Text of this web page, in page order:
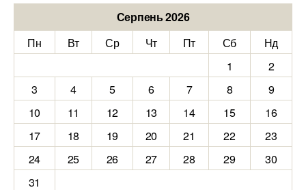
Серпень 2026
Пн
Вт Ср Чт Пт Сб
Нд
1
2
3
4 5 6 7 8
9
10
11 12 13 14 15
16
17
18 19 20 21 22
23
24
25 26 27 28 29
30
31